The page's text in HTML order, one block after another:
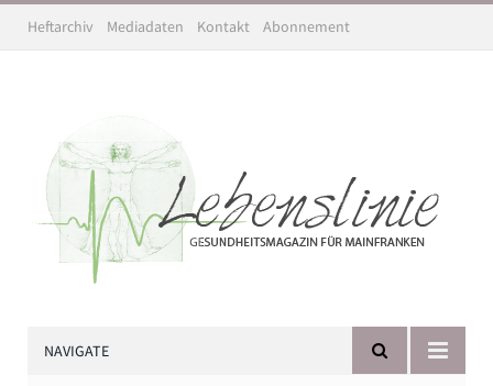
Heftarchiv Mediadaten Kontakt Abonnement
NAVIGATE